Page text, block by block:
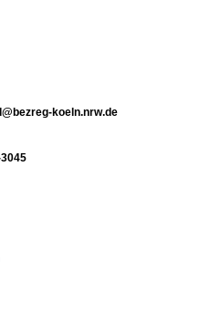
koeln.nrw.de